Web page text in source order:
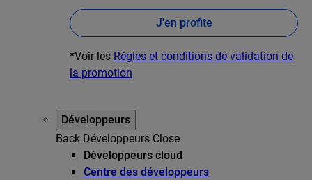
J'en profite
*Voir les Règles et conditions de validation de
la promotion
Développeurs
Back Développeurs Close
Développeurs cloud
Centre des développeurs